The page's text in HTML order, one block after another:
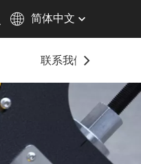
简体中文
联系我们